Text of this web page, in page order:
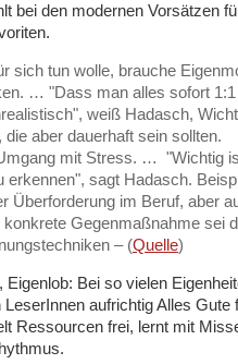
bei den modernen Vorsätzen
sich tun wolle, brauche
… "Dass man alles sofort 1:1
weiß Hadasch,
die aber dauerhaft sein sollten.
mit Stress. … "Wichtig
erkennen", sagt Hadasch.
Überforderung im Beruf, aber
Gegenmaßnahme sei
– (Quelle)
Bei so vielen
aufrichtig Alles Gute
Ressourcen frei, lernt mit